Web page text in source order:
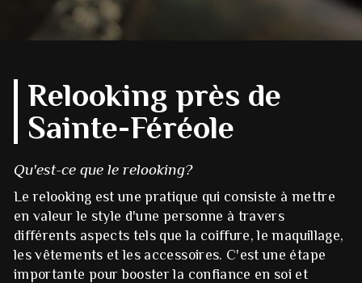
Relooking près de
Sainte-Féréole
Qu'est-ce que le relooking?
Le relooking est une pratique qui consiste à mettre
en valeur le style d'une personne à travers
différents aspects tels que la coiffure, le maquillage,
les vêtements et les accessoires. C'est une étape
importante pour booster la confiance en soi et